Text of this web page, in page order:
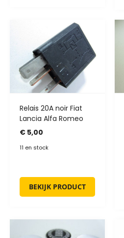
Relais 20A noir Fiat
Lancia Alfa Romeo
€ 5,00
11 en stock
BEKIJK PRODUCT